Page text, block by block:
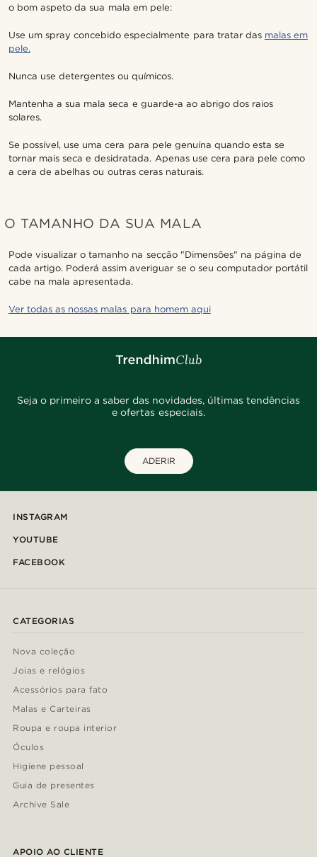
o bom aspeto da sua mala em pele:
Use um spray concebido especialmente para tratar das malas em
pele.
Nunca use detergentes ou químicos.
Mantenha a sua mala seca e guarde-a ao abrigo dos raios
solares.
Se possível, use uma cera para pele genuína quando esta se
tornar mais seca e desidratada. Apenas use cera para pele como
a cera de abelhas ou outras ceras naturais.
O TAMANHO DA SUA MALA
Pode visualizar o tamanho na secção "Dimensões" na página de
cada artigo. Poderá assim averiguar se o seu computador portátil
cabe na mala apresentada.
Ver todas as nossas malas para homem aqui
Seja o primeiro a saber das novidades, últimas tendências
e ofertas especiais.
ADERIR
INSTAGRAM
YOUTUBE
FACEBOOK
CATEGORIAS
Nova coleção
Joias e relógios
Acessórios para fato
Malas e Carteiras
Roupa e roupa interior
Óculos
Higiene pessoal
Guia de presentes
Archive Sale
APOIO AO CLIENTE